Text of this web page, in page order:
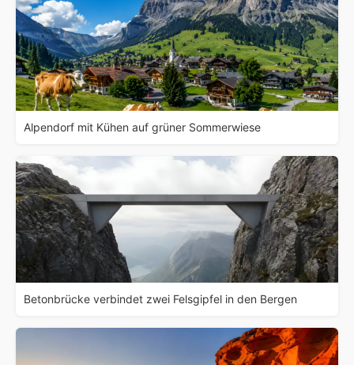
Alpendorf mit Kühen auf grüner Sommerwiese
Betonbrücke verbindet zwei Felsgipfel in den Bergen